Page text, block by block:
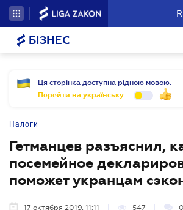
БІЗНЕС
Ця сторінка доступна рідною мовою.
Перейти на українську
Налоги
Гетманцев разъяснил,
посемейное
поможет укранцам
17 октября 2019, 11:11 547 0